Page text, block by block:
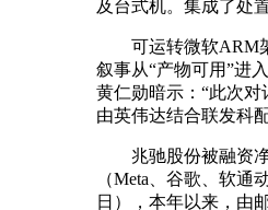
及台式机。集成了处
可运转微软ARM架
叙事从“产物可用”进
黄仁勋暗示：“此次
由英伟达结合联发科
兆驰股份被融资净
（Meta、谷歌、软
日），本年以来，由